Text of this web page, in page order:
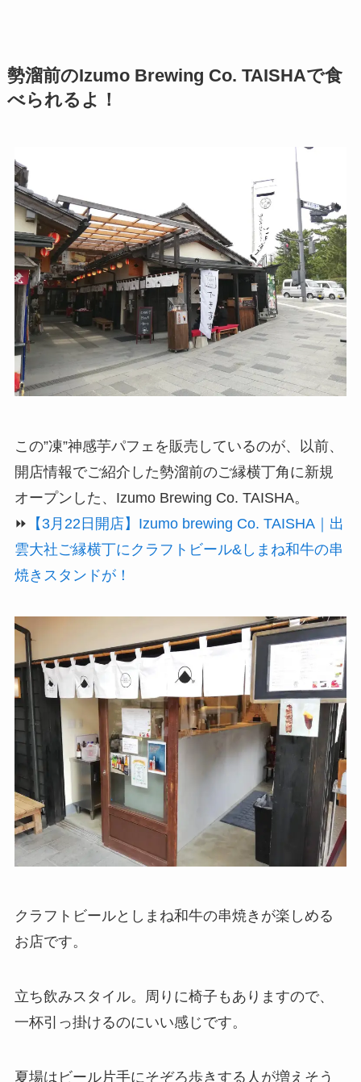
勢溜前のIzumo Brewing Co. TAISHAで食
べられるよ！
この”凍”神感芋パフェを販売しているのが、以前、
開店情報でご紹介した勢溜前のご縁横丁角に新規
オープンした、Izumo Brewing Co. TAISHA。
⏩ 【3月22日開店】Izumo brewing Co. TAISHA｜出
雲大社ご縁横丁にクラフトビール&しまね和牛の串
焼きスタンドが！
クラフトビールとしまね和牛の串焼きが楽しめる
お店です。
立ち飲みスタイル。周りに椅子もありますので、
一杯引っ掛けるのにいい感じです。
夏場はビール片手にそぞろ歩きする人が増えそう